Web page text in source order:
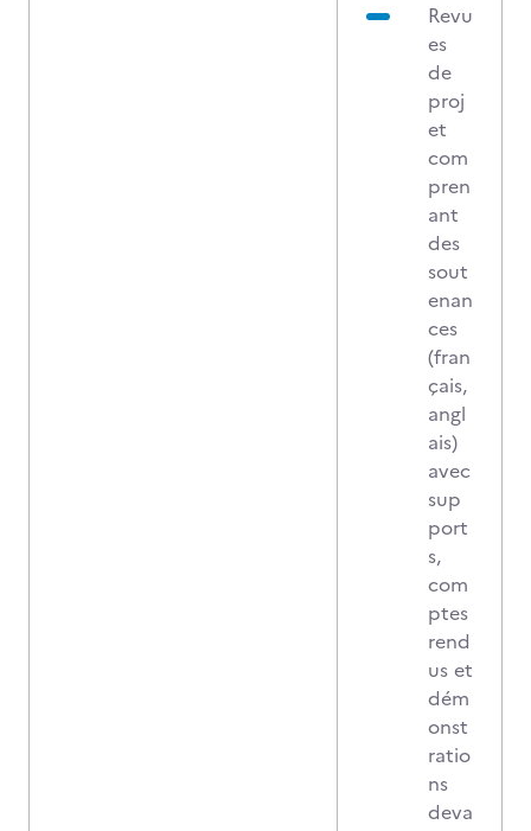
Revu
es
de
proj
et
com
pren
ant
des
sout
enan
ces
(fran
çais,
angl
ais)
avec
sup
port
s,
com
ptes
rend
us et
dém
onst
ratio
ns
deva